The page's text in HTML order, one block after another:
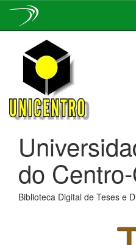
navigation
do
Biblioteca Digital de Teses e